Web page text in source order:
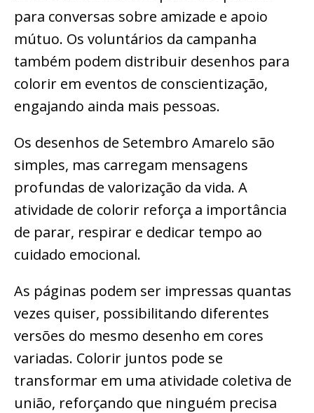
para conversas sobre amizade e apoio
mútuo. Os voluntários da campanha
também podem distribuir desenhos para
colorir em eventos de conscientização,
engajando ainda mais pessoas.
Os desenhos de Setembro Amarelo são
simples, mas carregam mensagens
profundas de valorização da vida. A
atividade de colorir reforça a importância
de parar, respirar e dedicar tempo ao
cuidado emocional.
As páginas podem ser impressas quantas
vezes quiser, possibilitando diferentes
versões do mesmo desenho em cores
variadas. Colorir juntos pode se
transformar em uma atividade coletiva de
união, reforçando que ninguém precisa